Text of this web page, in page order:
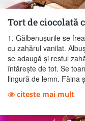
Tort de ciocolată
1. Gălbenuşurile se
cu zahărul vanilat.
se adaugă şi restul
întăreşte de tot. Se
lingură de lemn. Făina
citeste mai mult